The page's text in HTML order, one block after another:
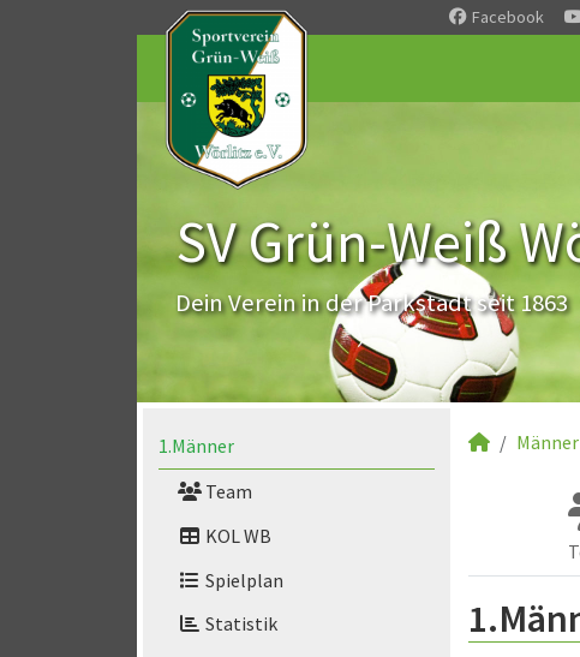
Facebook
SV Grün-Weiß
Dein Verein in der Parkstadt seit 1863
1.Männer
Team
KOL WB
Spielplan
Statistik
Männer